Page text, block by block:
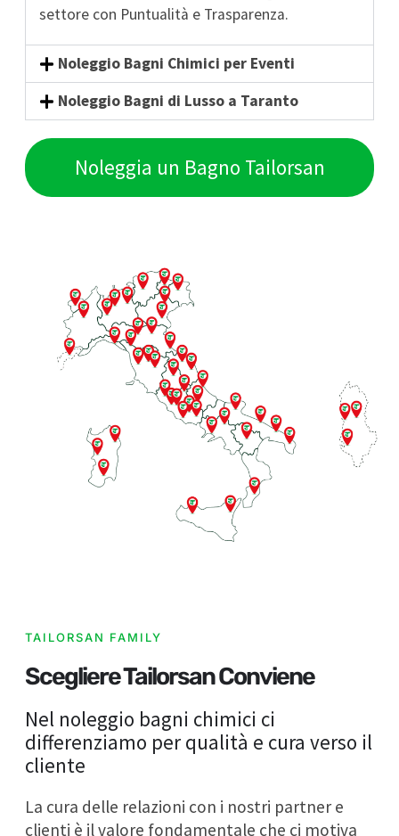
settore con Puntualità e Trasparenza.
Noleggio Bagni Chimici per Eventi
Noleggio Bagni di Lusso a Taranto
Noleggia un Bagno Tailorsan
TAILORSAN FAMILY
Scegliere Tailorsan Conviene
Nel noleggio bagni chimici ci
differenziamo per qualità e cura verso il
cliente
La cura delle relazioni con i nostri partner e
clienti è il valore fondamentale che ci motiva